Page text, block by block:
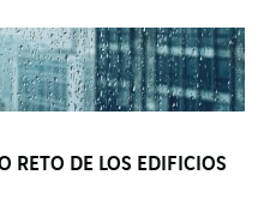
system o sistema de
tiene como objetivo
RETO DE LOS EDIFICIOS